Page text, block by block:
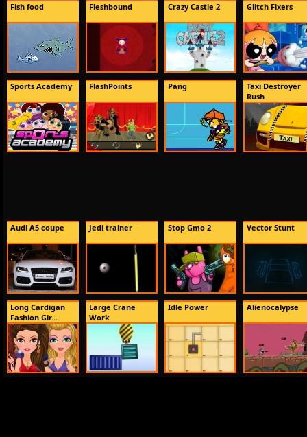
Fish food Fleshbound Crazy Castle 2 Glitch Fixers
Sports Academy FlashPoints Pang
Taxi Destroyer
Rush
Audi A5 coupe Jedi trainer Stop Gmo 2 Vector Stunt
Long Cardigan
Fashion Gir...
Large Crane
Work
Idle Power Alienocalypse